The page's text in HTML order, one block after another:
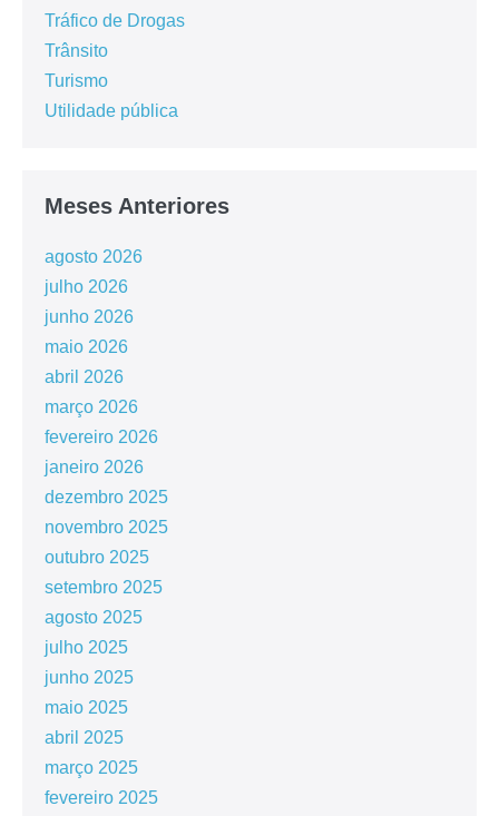
Tráfico de Drogas
Trânsito
Turismo
Utilidade pública
Meses Anteriores
agosto 2026
julho 2026
junho 2026
maio 2026
abril 2026
março 2026
fevereiro 2026
janeiro 2026
dezembro 2025
novembro 2025
outubro 2025
setembro 2025
agosto 2025
julho 2025
junho 2025
maio 2025
abril 2025
março 2025
fevereiro 2025